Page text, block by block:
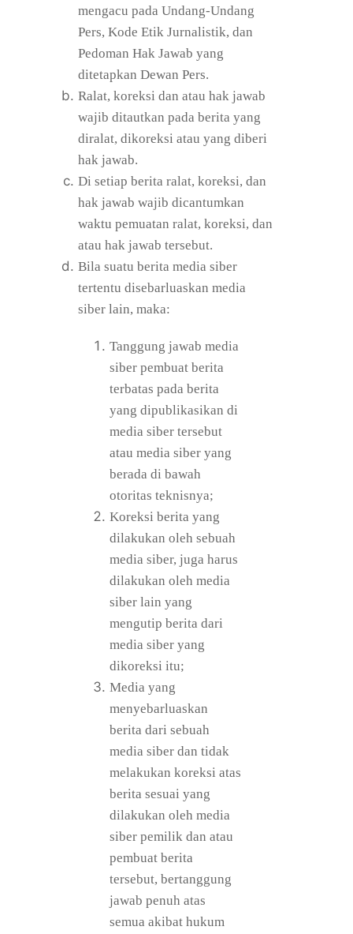
mengacu pada Undang-Undang
Pers, Kode Etik Jurnalistik, dan
Pedoman Hak Jawab yang
ditetapkan Dewan Pers.
Ralat, koreksi dan atau hak jawab
wajib ditautkan pada berita yang
diralat, dikoreksi atau yang diberi
hak jawab.
Di setiap berita ralat, koreksi, dan
hak jawab wajib dicantumkan
waktu pemuatan ralat, koreksi, dan
atau hak jawab tersebut.
Bila suatu berita media siber
tertentu disebarluaskan media
siber lain, maka:
Tanggung jawab media
siber pembuat berita
terbatas pada berita
yang dipublikasikan di
media siber tersebut
atau media siber yang
berada di bawah
otoritas teknisnya;
Koreksi berita yang
dilakukan oleh sebuah
media siber, juga harus
dilakukan oleh media
siber lain yang
mengutip berita dari
media siber yang
dikoreksi itu;
Media yang
menyebarluaskan
berita dari sebuah
media siber dan tidak
melakukan koreksi atas
berita sesuai yang
dilakukan oleh media
siber pemilik dan atau
pembuat berita
tersebut, bertanggung
jawab penuh atas
semua akibat hukum